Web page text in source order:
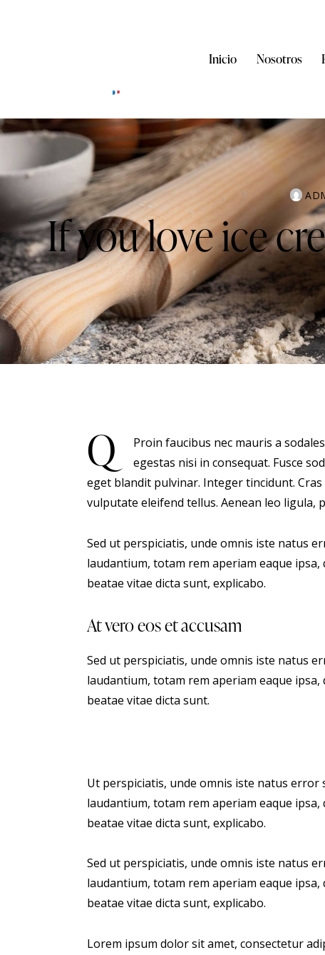
Inicio Nosotros
If you love ice
Q
Proin faucibus nec mauris a
egestas nisi in consequat. Fusce
eget blandit pulvinar. Integer tincidunt.
vulputate eleifend tellus. Aenean leo ligula,
Sed ut perspiciatis, unde omnis iste natus
laudantium, totam rem aperiam eaque
beatae vitae dicta sunt, explicabo.
At vero eos et accusam
Sed ut perspiciatis, unde omnis iste natus
laudantium, totam rem aperiam eaque
beatae vitae dicta sunt.
Ut perspiciatis, unde omnis iste natus
laudantium, totam rem aperiam eaque
beatae vitae dicta sunt, explicabo.
Sed ut perspiciatis, unde omnis iste natus
laudantium, totam rem aperiam eaque
beatae vitae dicta sunt, explicabo.
Lorem ipsum dolor sit amet, consectetur